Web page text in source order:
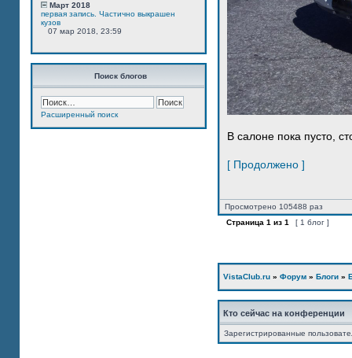
Март 2018
первая запись. Частично выкрашен
кузов
07 мар 2018, 23:59
Поиск блогов
Расширенный поиск
В салоне пока пусто,
[ Продолжено ]
Просмотрено 105488 раз
Страница 1 из 1 [ 1 блог ]
VistaClub.ru » Форум » Блоги »
Кто сейчас на конференции
Зарегистрированные